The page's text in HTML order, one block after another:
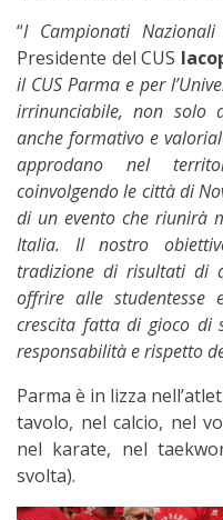
“I Campionati Nazionali
Presidente del CUS
il CUS Parma e per
irrinunciabile, non solo
anche formativo e
approdano nel
coinvolgendo le città di
di un evento che riunirà
Italia. Il nostro
tradizione di risultati di
offrire alle studentesse
crescita fatta di gioco di
responsabilità e rispetto
Parma è in lizza
tavolo, nel calcio, nel
nel karate, nel
svolta).